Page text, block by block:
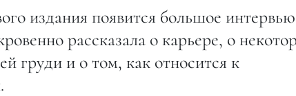
издания появится большое
рассказала о карьере, о
груди и о том, как относится к